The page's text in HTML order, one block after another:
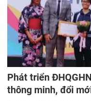
Phát triển
thông minh, đổi